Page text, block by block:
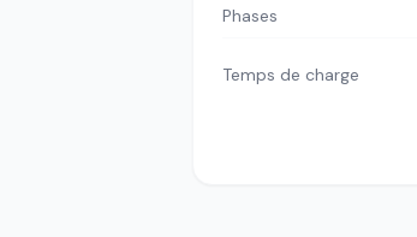
Phases
Temps de charge